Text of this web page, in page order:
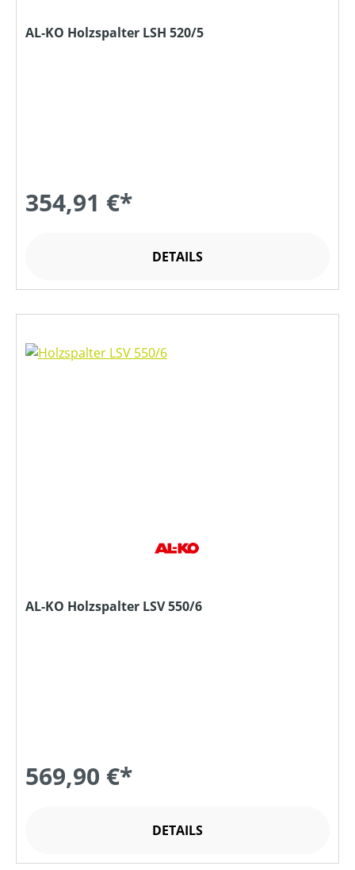
AL-KO Holzspalter LSH 520/5
354,91 €*
DETAILS
AL-KO Holzspalter LSV 550/6
569,90 €*
DETAILS